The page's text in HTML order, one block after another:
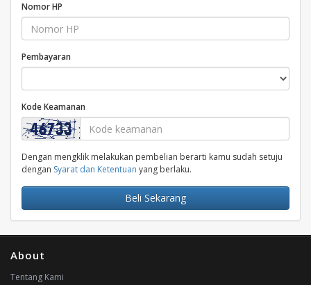
Nomor HP
Pembayaran
Kode Keamanan
Dengan mengklik melakukan pembelian berarti kamu sudah setuju
dengan Syarat dan Ketentuan yang berlaku.
Beli Sekarang
About
Tentang Kami